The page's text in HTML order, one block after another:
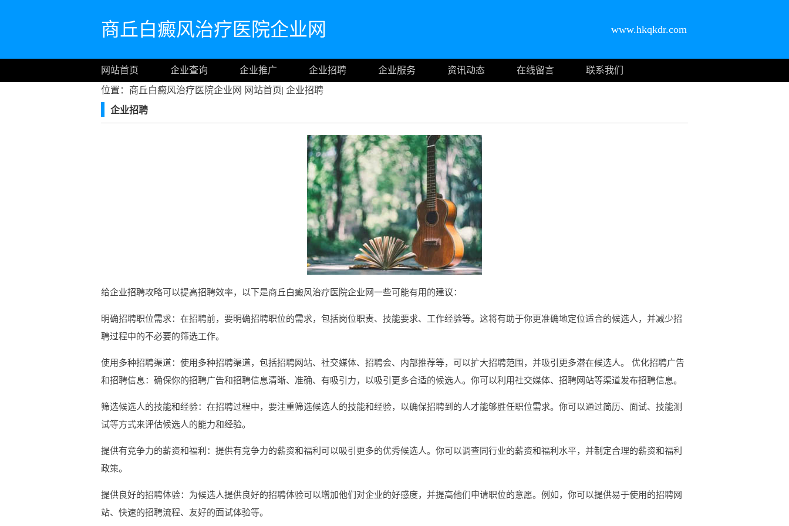
商丘白癜风治疗医院企业网 www.hkqkdr.com
网站首页 企业查询 企业推广 企业招聘 企业服务 资讯动态 在线留言
联系我们
位置：商丘白癜风治疗医院企业网 网站首页| 企业招聘
企业招聘
给企业招聘攻略可以提高招聘效率，以下是商丘白癜风治疗医院企业网一些可能有用的建议：
明确招聘职位需求：在招聘前，要明确招聘职位的需求，包括岗位职责、技能要求、工作经验等。这将有助于你更准确地定位适合的候选人，并减少招
聘过程中的不必要的筛选工作。
使用多种招聘渠道：使用多种招聘渠道，包括招聘网站、社交媒体、招聘会、内部推荐等，可以扩大招聘范围，并吸引更多潜在候选人。 优化招聘广告
和招聘信息：确保你的招聘广告和招聘信息清晰、准确、有吸引力，以吸引更多合适的候选人。你可以利用社交媒体、招聘网站等渠道发布招聘信息。
筛选候选人的技能和经验：在招聘过程中，要注重筛选候选人的技能和经验，以确保招聘到的人才能够胜任职位需求。你可以通过简历、面试、技能测
试等方式来评估候选人的能力和经验。
提供有竞争力的薪资和福利：提供有竞争力的薪资和福利可以吸引更多的优秀候选人。你可以调查同行业的薪资和福利水平，并制定合理的薪资和福利
政策。
提供良好的招聘体验：为候选人提供良好的招聘体验可以增加他们对企业的好感度，并提高他们申请职位的意愿。例如，你可以提供易于使用的招聘网
站、快速的招聘流程、友好的面试体验等。